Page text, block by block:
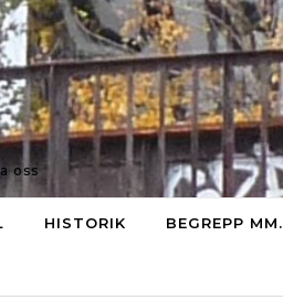
oss
HISTORIK BEGREPP MM.